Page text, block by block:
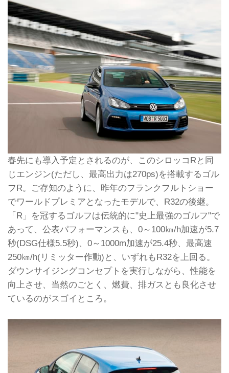
春先にも導入予定とされるのが、このシロッコRと同
じエンジン(ただし、最高出力は270ps)を搭載するゴル
フR。ご存知のように、昨年のフランクフルトショー
でワールドプレミアとなったモデルで、R32の後継。
「R」を冠するゴルフは伝統的に"史上最強のゴルフ"で
あって、公表パフォーマンスも、0～100㎞/h加速が5.7
秒(DSG仕様5.5秒)、0～1000m加速が25.4秒、最高速
250㎞/h(リミッター作動)と、いずれもR32を上回る。
ダウンサイジングコンセプトを実行しながら、性能を
向上させ、当然のごとく、燃費、排ガスとも良化させ
ているのがスゴイところ。